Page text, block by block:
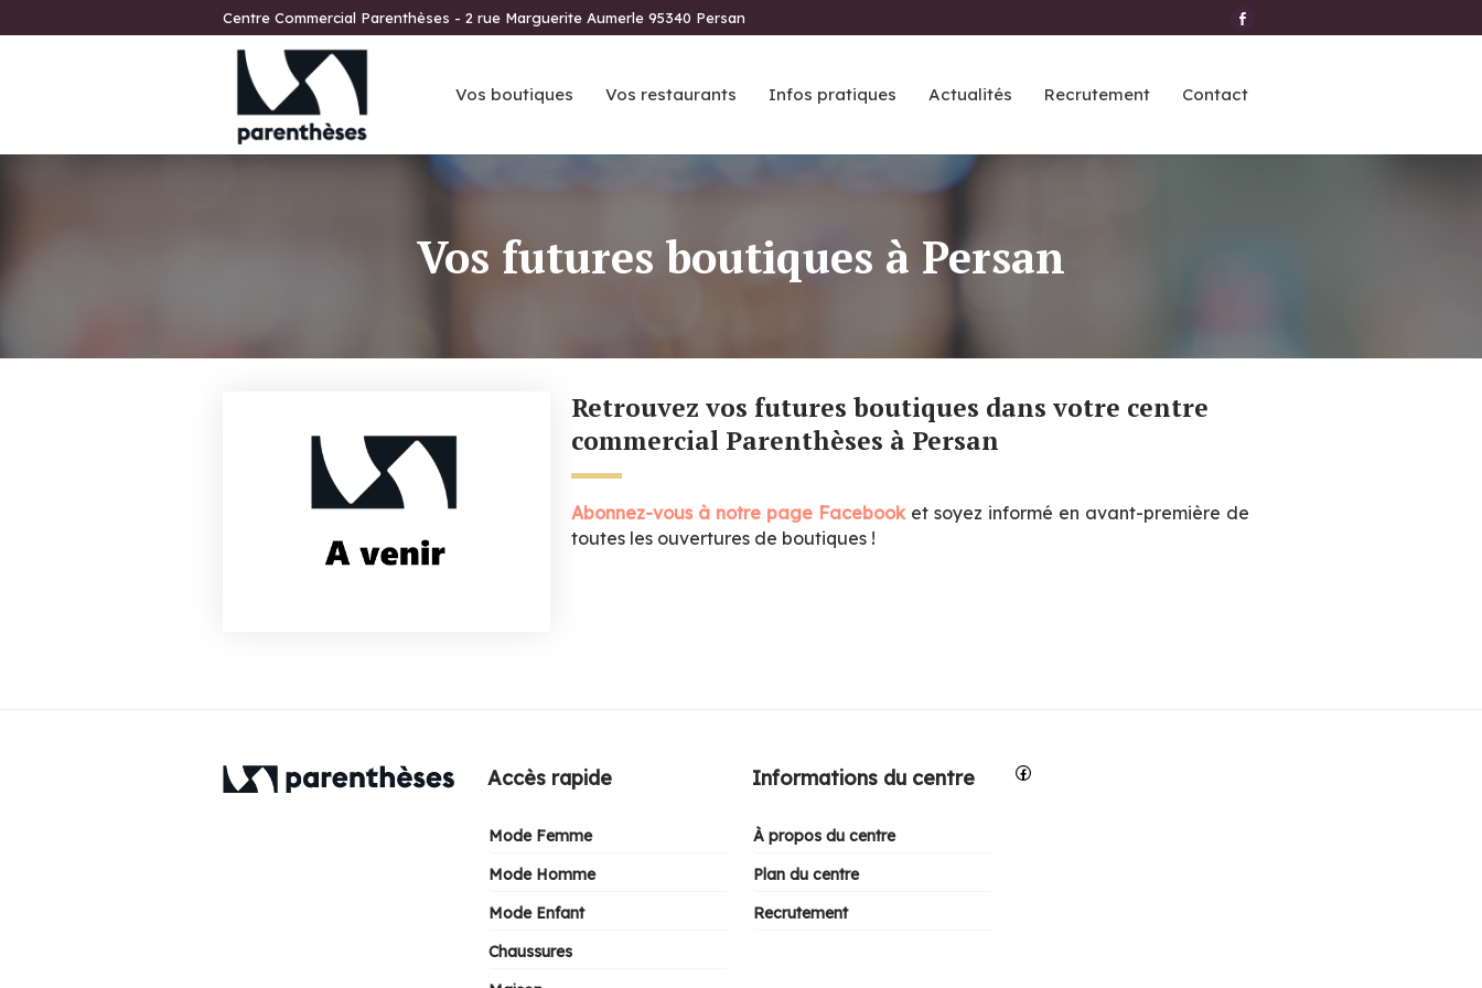
Centre Commercial Parenthèses - 2 rue Marguerite Aumerle 95340 Persan
Vos boutiques Vos restaurants Infos pratiques Actualités Recrutement Contact
Vos futures boutiques à Persan
Retrouvez vos futures boutiques dans votre centre
commercial Parenthèses à Persan
Abonnez-vous à notre page Facebooket soyez informé en avant-première de
toutes les ouvertures de boutiques !
Accès rapide
Mode Femme
Mode Homme
Mode Enfant
Chaussures
Informations du centre
À propos du centre
Plan du centre
Recrutement
Facebook